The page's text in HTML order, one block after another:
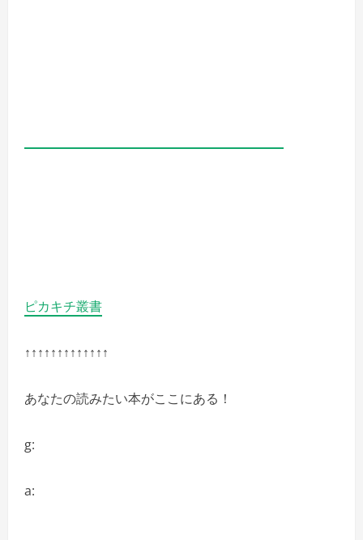
ピカキチ叢書
↑↑↑↑↑↑↑↑↑↑↑↑↑
あなたの読みたい本がここにある！
g:
a: